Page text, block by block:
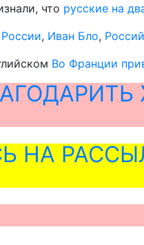
что русские на
, Иван Бло,
Во Франции
НА